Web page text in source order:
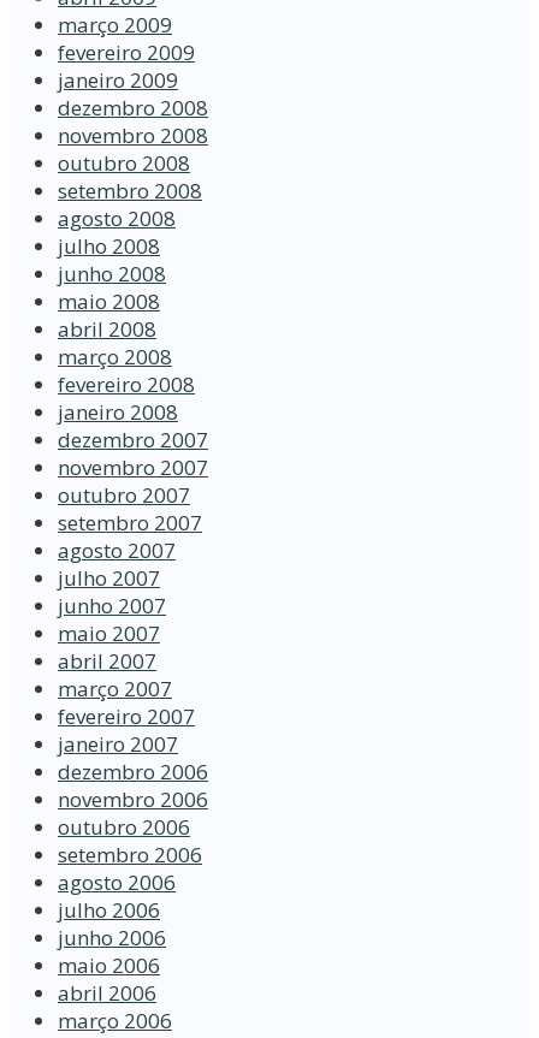
março 2009
fevereiro 2009
janeiro 2009
dezembro 2008
novembro 2008
outubro 2008
setembro 2008
agosto 2008
julho 2008
junho 2008
maio 2008
abril 2008
março 2008
fevereiro 2008
janeiro 2008
dezembro 2007
novembro 2007
outubro 2007
setembro 2007
agosto 2007
julho 2007
junho 2007
maio 2007
abril 2007
março 2007
fevereiro 2007
janeiro 2007
dezembro 2006
novembro 2006
outubro 2006
setembro 2006
agosto 2006
julho 2006
junho 2006
maio 2006
abril 2006
março 2006